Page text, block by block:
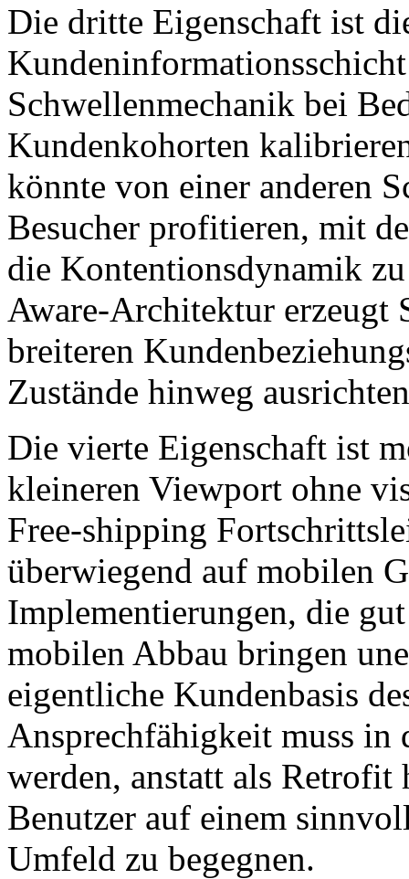
Die dritte Eigenschaft ist
Schwellenmechanik bei
Kundenkohorten
könnte von einer anderen
Besucher profitieren, mit
die Kontentionsdynamik
Aware-Architektur erzeugt
breiteren
Zustände hinweg
Die vierte Eigenschaft ist
kleineren Viewport ohne
Free-shipping
überwiegend auf mobilen
Implementierungen, die
mobilen Abbau bringen
eigentliche Kundenbasis
Ansprechfähigkeit muss
werden, anstatt als
Benutzer auf einem
Umfeld zu begegnen.